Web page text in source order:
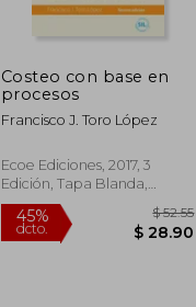
45%
dcto.
Costeo con base en
procesos
Francisco J. Toro López
Ecoe Ediciones, 2017, 3
Edición, Tapa Blanda,
Nuevo